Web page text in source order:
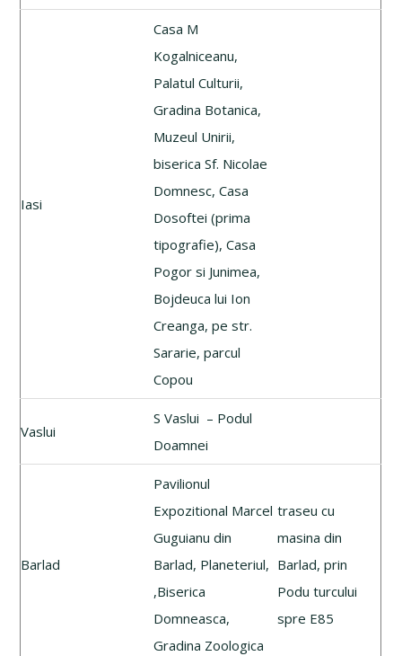
Iasi
Casa M
Kogalniceanu,
Palatul Culturii,
Gradina Botanica,
Muzeul Unirii,
biserica Sf. Nicolae
Domnesc, Casa
Dosoftei (prima
tipografie), Casa
Pogor si Junimea,
Bojdeuca lui Ion
Creanga, pe str.
Sararie, parcul
Copou
Vaslui
S Vaslui – Podul
Doamnei
Barlad
Pavilionul
Expozitional Marcel
Guguianu din
Barlad, Planeteriul,
,Biserica
Domneasca,
Gradina Zoologica
traseu cu
masina din
Barlad, prin
Podu turcului
spre E85